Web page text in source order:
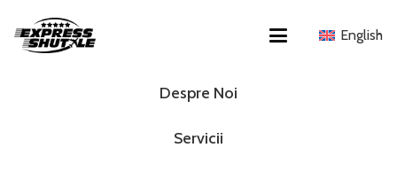
Despre Noi
Servicii
English